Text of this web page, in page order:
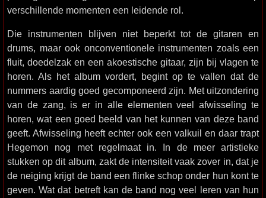
verschillende momenten een leidende rol.
Die instrumenten blijven niet beperkt tot de gitaren en
drums, maar ook onconventionele instrumenten zoals een
fluit, doedelzak en een akoestische gitaar, zijn bij vlagen te
horen. Als het album vordert, begint op te vallen dat de
nummers aardig goed gecomponeerd zijn. Met uitzondering
van de zang, is er in alle elementen veel afwisseling te
horen, wat een goed beeld van het kunnen van deze band
geeft. Afwisseling heeft echter ook een valkuil en daar trapt
Hegemon nog met regelmaat in. In de meer artistieke
stukken op dit album, zakt de intensiteit vaak zover in, dat je
de neiging krijgt de band een flinke schop onder hun kont te
geven. Wat dat betreft kan de band nog veel leren van hun